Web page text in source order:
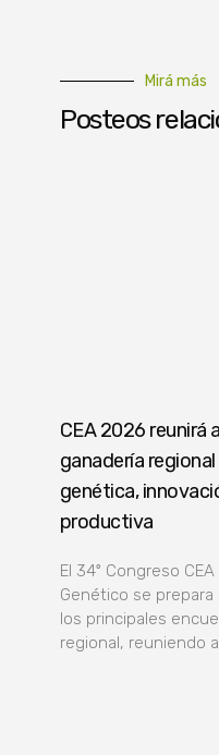
Mirá más
Posteos
CEA 2026 reunirá
ganadería
genética,
productiva
El 34º Congreso
Genético se
los principales
regional, reuniendo a